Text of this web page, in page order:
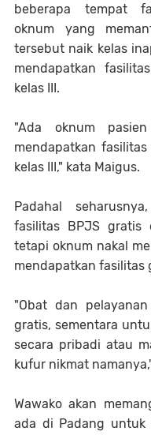
beberapa tempat
oknum yang
tersebut naik kelas
mendapatkan
kelas III.
"Ada oknum
mendapatkan
kelas III," kata Maigus.
Padahal
fasilitas BPJS gratis
tetapi oknum nakal
mendapatkan fasilitas
"Obat dan
gratis, sementara
secara pribadi atau
kufur nikmat
Wawako akan
ada di Padang untuk